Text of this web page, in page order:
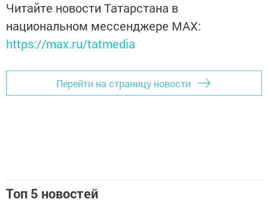
Читайте новости Татарстана в
национальном мессенджере MАХ:
https://max.ru/tatmedia
Перейти на страницу новости
Топ 5 новостей